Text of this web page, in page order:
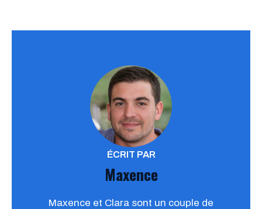
ÉCRIT PAR
Maxence
Maxence et Clara sont un couple de